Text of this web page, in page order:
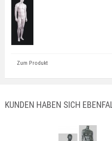
Zum Produkt
KUNDEN HABEN SICH